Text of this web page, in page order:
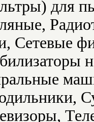
для
Сетевые